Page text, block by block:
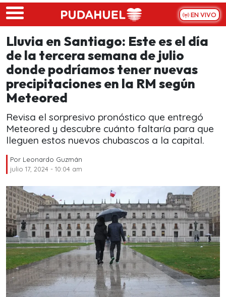
Skip to main content
EN VIVO
Lluvia en Santiago: Este es el día
de la tercera semana de julio
donde podríamos tener nuevas
precipitaciones en la RM según
Meteored
Revisa el sorpresivo pronóstico que entregó
Meteored y descubre cuánto faltaría para que
lleguen estos nuevos chubascos a la capital.
Por Leonardo Guzmán
julio 17, 2024 - 10:04 am